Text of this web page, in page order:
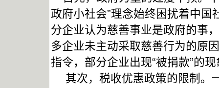
政府小社会”理念始终困扰着中国
分企业认为慈善事业是政府的事
多企业未主动采取慈善行为的原
指令，部分企业出现“被捐款”的
其次，税收优惠政策的限制。